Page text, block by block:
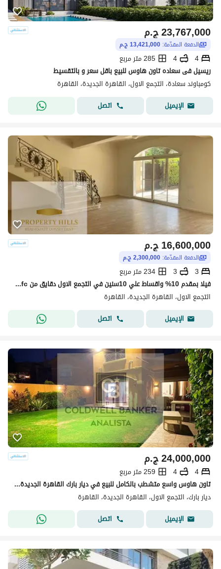
ج.م23,767,000
الدفعة المقدّمة: 13,421,000 ج.م
4
4
285 متر مربع
ريسيل فى سعاده تاون هاوس للبيع باقل سعر و بالتقسيط
كومباوند سعادة، التجمع الاول، القاهرة الجديدة، القاهرة
الإيميل
اتصل
ج.م16,600,000
الدفعة المقدّمة: 2,300,000 ج.م
3
3
234 متر مربع
فيلا بمقدم 10% واقساط علي 10سنين في التجمع الاول دقايق من cfc من مطور معروف
التجمع الاول، القاهرة الجديدة، القاهرة
الإيميل
اتصل
ج.م24,000,000
4
4
259 متر مربع
تاون هاوس واسع متشطب بالكامل للبيع في ديار بارك القاهرة الجديدة – موقع مميز، جاهز للاستلام، 4 غرف نوم، السعر قابل للتفاوض
ديار بارك، التجمع الاول، القاهرة الجديدة، القاهرة
الإيميل
اتصل